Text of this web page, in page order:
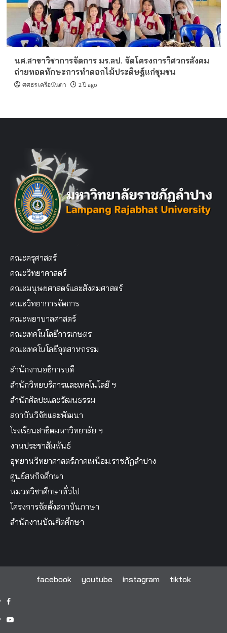
นศ.สาขาวิชาการจัดการ มร.ลป. จัดโครงการวิศวกรสังคม
ถ่ายทอดทักษะการทำดอกไม้ประดิษฐ์แก่ชุมชน
ศศธร เครือนันตา 2 ปี ago
คณะครุศาสตร์
คณะวิทยาศาสตร์
คณะมนุษยศาสตร์และสังคมศาสตร์
คณะวิทยาการจัดการ
คณะพยาบาลศาสตร์
คณะเทคโนโลยีการเกษตร
คณะเทคโนโลยีอุตสาหกรรม
สำนักงานอธิการบดี
สำนักวิทยบริการและเทคโนโลยี ฯ
สำนักศิลปะและวัฒนธรรม
สถาบันวิจัยและพัฒนา
โรงเรียนสาธิตมหาวิทยาลัย ฯ
งานประชาสัมพันธ์
อุทยานวิทยาศาสตร์ภาคเหนือม.ราชภัฏลำปาง
ศูนย์สหกิจศึกษา
หมวดวิชาศึกษาทั่วไป
โครงการจัดตั้งสถาบันภาษา
สำนักงานบัณฑิตศึกษา
facebook youtube instagram tiktok
facebook
youtube